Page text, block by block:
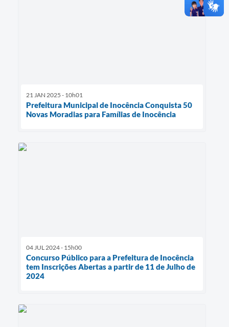
21 JAN 2025 - 10h01
Prefeitura Municipal de Inocência Conquista 50
Novas Moradias para Famílias de Inocência
04 JUL 2024 - 15h00
Concurso Público para a Prefeitura de Inocência
tem Inscrições Abertas a partir de 11 de Julho de
2024